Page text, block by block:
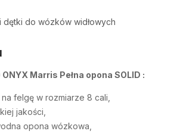
dętki do wózków widłowych
Marris Pełna opona SOLID :
felgę w rozmiarze 8 cali,
jakości,
opona wózkowa,